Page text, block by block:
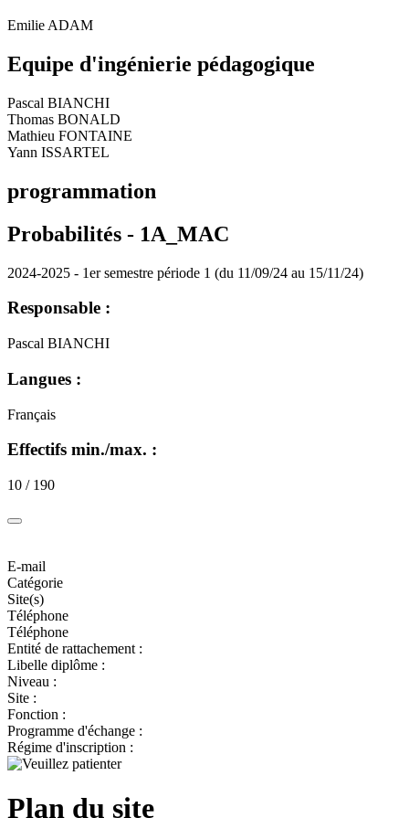
Emilie ADAM
Equipe d'ingénierie pédagogique
Pascal BIANCHI
Thomas BONALD
Mathieu FONTAINE
Yann ISSARTEL
programmation
Probabilités - 1A_MAC
2024-2025 - 1er semestre période 1 (du 11/09/24 au 15/11/24)
Responsable :
Pascal BIANCHI
Langues :
Français
Effectifs min./max. :
10 / 190
E-mail
Catégorie
Site(s)
Téléphone
Téléphone
Entité de rattachement :
Libelle diplôme :
Niveau :
Site :
Fonction :
Programme d'échange :
Régime d'inscription :
Plan du site